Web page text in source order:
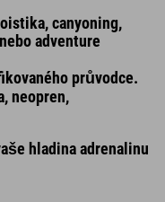
canyoning,
adventure
průvodce.
neopren,
hladina adrenalinu